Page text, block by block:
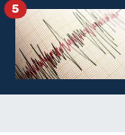
5